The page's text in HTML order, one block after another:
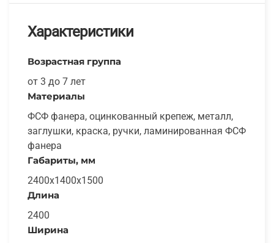
Характеристики
Возрастная группа
от 3 до 7 лет
Материалы
ФСФ фанера, оцинкованный крепеж, металл,
заглушки, краска, ручки, ламинированная ФСФ
фанера
Габариты, мм
2400x1400x1500
Длина
2400
Ширина